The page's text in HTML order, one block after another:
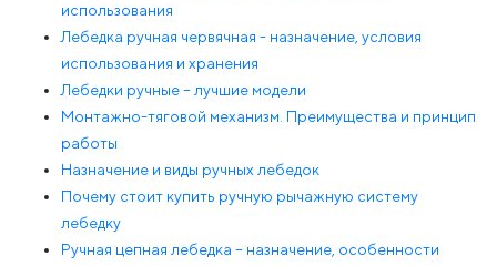
использования
Лебедка ручная червячная - назначение, условия
использования и хранения
Лебедки ручные – лучшие модели
Монтажно-тяговой механизм. Преимущества и принцип
работы
Назначение и виды ручных лебедок
Почему стоит купить ручную рычажную систему
лебедку
Ручная цепная лебедка – назначение, особенности